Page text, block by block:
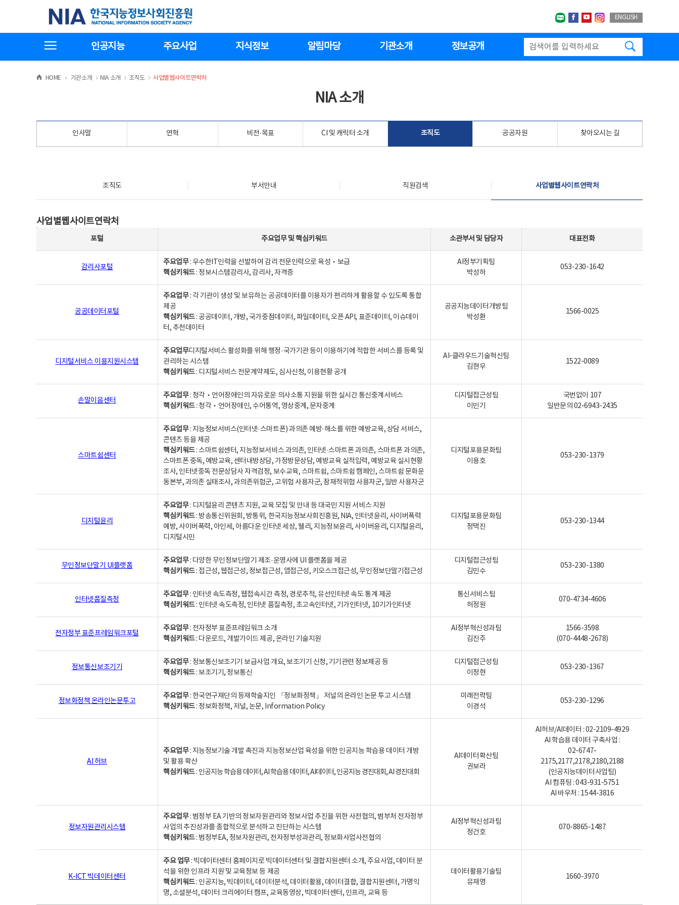
기
한국지능정보사회진흥원
네이버블로그
페이스북
유투브인스타그랩
ENGLISH
인공지능 주요사업 지식정보 알림마당 기관소개 정보공개
HOME >
기관소개 >NIA 소개 >
조직도 >
사업별웹사이트연락처
NIA 소개
인사말 연혁 비전·목표 CI 및 캐릭터 소개 조직도 공공자원 찾아오시는 길
조직도 부서안내 직원검색 사업별웹사이트연락처
사업별웹사이트연락처
포털 주요업무및핵심키워드 소관부서 및 담당자 대표전화
감리사포털
주요업무: 우수한IT인력을 선발하여 감리 전문인력으로 육성‧보급
핵심키워드: 정보시스템감리사, 감리사, 자격증
AI정부기획팀
박성하
053-230-1642
공공데이터포털
주요업무: 각 기관이 생성 및 보유하는 공공데이터를 이용자가 편리하게 활용할 수 있도록 통합
제공
핵심키워드: 공공데이터, 개방, 국가중점데이터, 파일데이터, 오픈 API, 표준데이터, 이슈데이
터, 추천데이터
공공지능데이터개방팀
박성환
1566-0025
디지털서비스 이용지원시스템
주요업무디지털서비스 활성화를 위해 행정·국가기관 등이 이용하기에 적합한 서비스를 등록 및
관리하는 시스템
핵심키워드: 디지털서비스 전문계약제도, 심사신청, 이용현황 공개
AI-클라우드기술혁신팀
김현우
1522-0089
손말이음센터
주요업무: 청각‧언어장애인의 자유로운 의사소통 지원을 위한 실시간 통신중계서비스
핵심키워드: 청각‧언어장애인, 수어통역, 영상중계, 문자중계
디지털접근성팀
이민기
국번없이 107
일반문의 02-6943-2435
스마트쉼센터
주요업무: 지능정보서비스(인터넷·스마트폰) 과의존 예방·해소를 위한 예방교육, 상담 서비스,
콘텐츠 등을 제공
핵심키워드: 스마트쉼센터, 지능정보서비스 과의존, 인터넷·스마트폰 과의존, 스마트폰 과의존,
스마트폰 중독, 예방교육, 센터내방상담, 가정방문상담, 예방교육 실적입력, 예방교육 실시현황
조사, 인터넷중독 전문상담사 자격검정, 보수교육, 스마트쉼, 스마트쉼 캠페인, 스마트쉼 문화운
동본부, 과의존 실태조사, 과의존위험군, 고위험 사용자군, 잠재적위험 사용자군, 일반 사용자군
디지털포용문화팀
이용호
053-230-1379
디지털윤리
주요업무: 디지털윤리 콘텐츠 지원, 교육 모집 및 안내 등 대국민 지원 서비스 지원
핵심키워드: 방송통신위원회, 방통위, 한국지능정보사회진흥원, NIA, 인터넷윤리, 사이버폭력
예방, 사이버폭력, 아인세, 아름다운 인터넷 세상, 웰리, 지능정보윤리, 사이버윤리, 디지털윤리,
디지털시민
디지털포용문화팀
정택진
053-230-1344
무인정보단말기 UI플랫폼
주요업무: 다양한 무인정보단말기 제조·운영사에 UI 플랫폼을 제공
핵심키워드: 접근성, 웹접근성, 정보접근성, 앱접근성, 키오스크접근성, 무인정보단말기접근성
디지털접근성팀
김민수
053-230-1380
인터넷품질측정
주요업무: 인터넷 속도측정, 웹접속시간 측정, 경로추적, 유선인터넷 속도 통계 제공
핵심키워드: 인터넷 속도측정, 인터넷 품질측정, 초고속인터넷, 기가인터넷, 10기가인터넷
통신서비스팀
허정원
070-4734-4606
전자정부 표준프레임워크포털
주요업무: 전자정부 표준프레임워크 소개
핵심키워드: 다운로드, 개발가이드 제공, 온라인 기술지원
AI정부혁신성과팀
김진주
1566-3598
(070-4448-2678)
정보통신보조기기
주요업무: 정보통신보조기기 보급사업 개요, 보조기기 신청, 기기관련 정보제공 등
핵심키워드: 보조기기, 정보통신
디지털접근성팀
이정현
053-230-1367
정보화정책 온라인논문투고
주요업무: 한국연구재단의 등재학술지인 『정보화정책』 저널의 온라인 논문 투고 시스템
핵심키워드: 정보화정책, 저널, 논문, Information Policy
미래전략팀
이경석
053-230-1296
AI 허브
주요업무: 지능정보기술 개발 촉진과 지능정보산업 육성을 위한 인공지능 학습용 데이터 개방
및 활용 확산
핵심키워드: 인공지능 학습용 데이터, AI 학습용 데이터, AI데이터, 인공지능 경진대회, AI 경진대회
AI데이터확산팀
권보라
AI허브/AI데이터 : 02-2109-4929
AI 학습용 데이터 구축사업 :
02-6747-
2175,2177,2178,2180,2188
(인공지능데이터사업팀)
AI 컴퓨팅 : 043-931-5751
AI 바우처 : 1544-3816
정보자원관리시스템
주요업무: 범정부 EA 기반의 정보자원관리와 정보사업 추진을 위한 사전협의, 범부처 전자정부
사업의 추진성과를 종합적으로 분석하고 진단하는 시스템
핵심키워드: 범정부EA, 정보자원관리, 전자정부성과관리, 정보화사업사전협의
AI정부혁신성과팀
정건호
070-8865-1487
K-ICT 빅데이터센터
주요 업무: 빅데이터센터 홈페이지로 빅데이터센터 및 결합지원센터 소개, 주요사업, 데이터 분
석을 위한 인프라 지원 및 교육정보 등 제공
핵심키워드: 인공지능, 빅데이터, 데이터분석, 데이터활용, 데이터결합, 결합지원센터, 가명익
명, 소셜분석, 데이터 크리에이터 캠프, 교육동영상, 빅데이터센터, 인프라, 교육 등
데이터활용기술팀
유재영
1660-3970